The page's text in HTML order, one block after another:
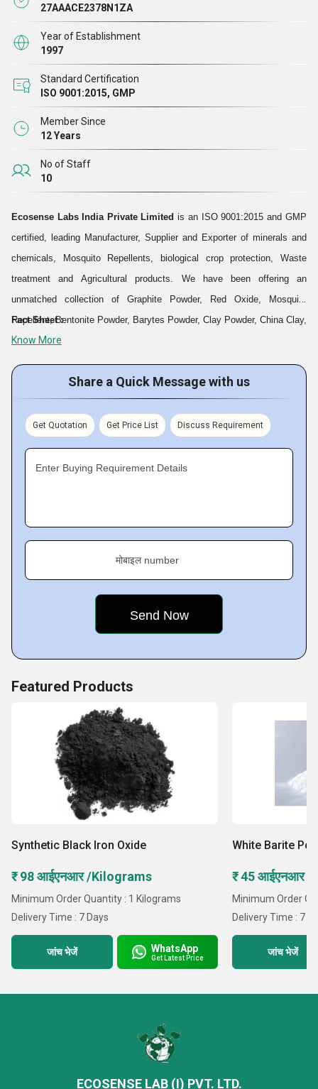
27AAACE2378N1ZA
Year of Establishment
1997
Standard Certification
ISO 9001:2015, GMP
Member Since
12 Years
No of Staff
10
Ecosense Labs India Private Limited is an ISO 9001:2015 and GMP
certified, leading Manufacturer, Supplier and Exporter of minerals and
chemicals, Mosquito Repellents, biological crop protection, Waste
treatment and Agricultural products. We have been offering an
unmatched collection of Graphite Powder, Red Oxide, Mosquito
Repellent, Bentonite Powder, Barytes Powder, Clay Powder, China Clay,
Agricultural Bio-Technology, etc. Our products are eco-friendly and safe
affordable & result-oriented products in moisture proof packaging for
long shelf life.
Fact Sheet :
Know More
Share a Quick Message with us
Get Quotation Get Price List Discuss Requirement
Enter Buying Requirement Details
मोबाइल number
Featured Products
Synthetic Black Iron Oxide
₹ 98 आईएनआर /Kilograms
Minimum Order Quantity : 1 Kilograms
Delivery Time : 7 Days
जांच भेजें WhatsApp
Get Latest Price
White Barite
₹ 45 आईएनआर /
Minimum Order
Delivery Time : 7
जांच भेजें
ECOSENSE LAB (I) PVT. LTD.